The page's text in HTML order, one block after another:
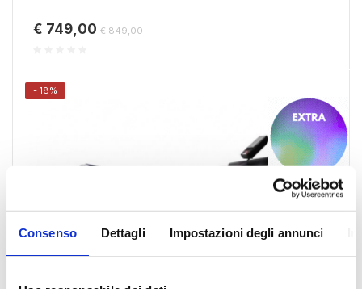
Consenso Dettagli Impostazioni degli annunci
€ 749,00 € 849,00
- 18%